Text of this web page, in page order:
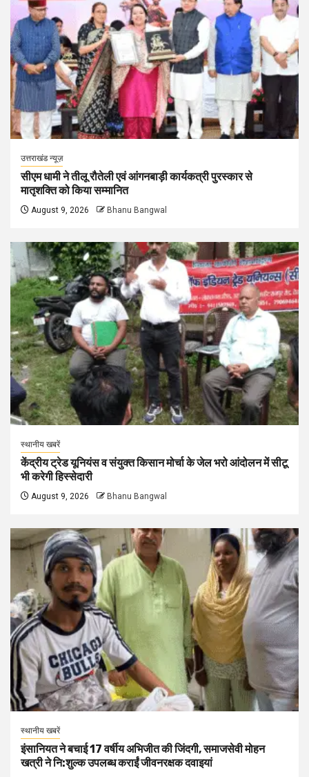
उत्तराखंड न्यूज़
सीएम धामी ने तीलू रौतेली एवं आंगनबाड़ी कार्यकत्री पुरस्कार से
मातृशक्ति को किया सम्मानित
August 9, 2026 Bhanu Bangwal
स्थानीय खबरें
केंद्रीय ट्रेड यूनियंस व संयुक्त किसान मोर्चा के जेल भरो आंदोलन में सीटू
भी करेगी हिस्सेदारी
August 9, 2026 Bhanu Bangwal
स्थानीय खबरें
इंसानियत ने बचाई 17 वर्षीय अभिजीत की जिंदगी, समाजसेवी मोहन
खत्री ने नि:शुल्क उपलब्ध कराईं जीवनरक्षक दवाइयां